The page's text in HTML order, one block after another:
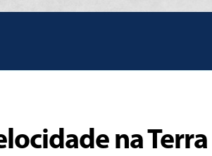
na Terra